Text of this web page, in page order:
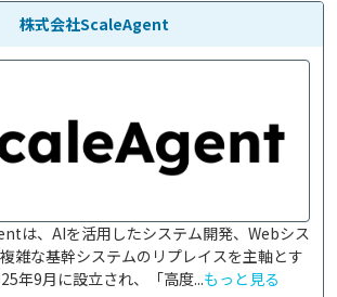
株式会社ScaleAgent
は、AIを活用したシステム開発、Webシス
雑な基幹システムのリプレイスを主軸とす
年9月に設立され、「高度...もっと見る